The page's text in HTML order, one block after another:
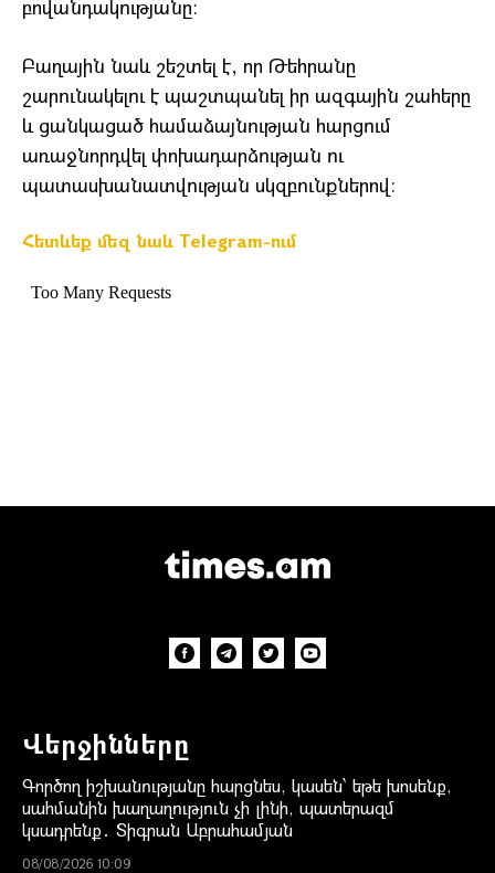
բովանդակությանը։
Բաղային նաև շեշտել է, որ Թեհրանը
շարունակելու է պաշտպանել իր ազգային շահերը
և ցանկացած համաձայնության հարցում
առաջնորդվել փոխադարձության ու
պատասխանատվության սկզբունքներով։
Հետևեք մեզ նաև Telegram-ում
Վերջինները
Գործող իշխանությանը հարցնես, կասեն՝ եթե խոսենք,
սահմանին խաղաղություն չի լինի, պատերազմ
կսադրենք․ Տիգրան Աբրահամյան
08/08/2026 10:09